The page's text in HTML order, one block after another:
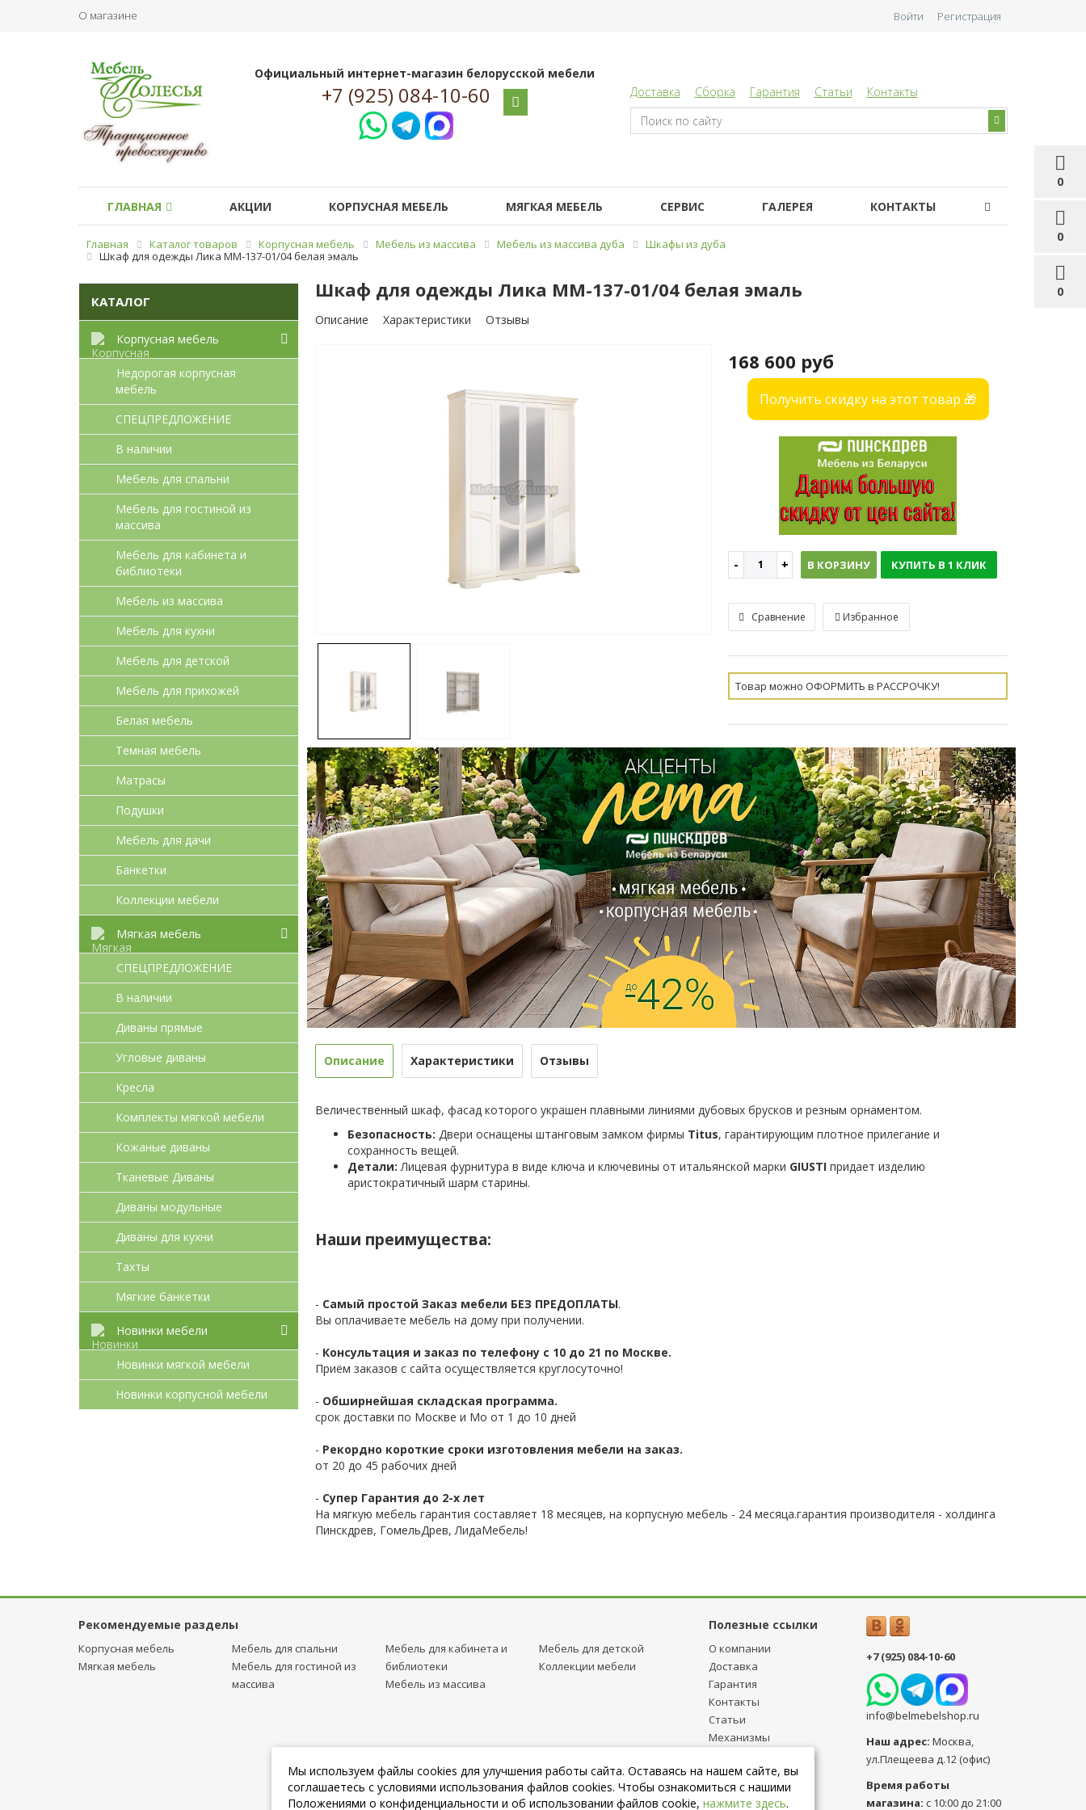
О магазине
0
0
0
Войти Регистрация
Официальный интернет-магазин белорусской мебели
+7 (925) 084-10-60 Доставка Сборка Гарантия Статьи Контакты
ГЛАВНАЯ АКЦИИ КОРПУСНАЯ МЕБЕЛЬ МЯГКАЯ МЕБЕЛЬ СЕРВИС ГАЛЕРЕЯ КОНТАКТЫ
Главная Каталог товаров Корпусная мебель Мебель из массива Мебель из массива дуба
Шкафы из дуба
Шкаф для одежды Лика ММ-137-01/04 белая эмаль
КАТАЛОГ
Корпусная мебель
Недорогая корпусная
мебель
СПЕЦПРЕДЛОЖЕНИЕ
В наличии
Мебель для спальни
Мебель для гостиной из
массива
Мебель для кабинета и
библиотеки
Мебель из массива
Мебель для кухни
Мебель для детcкой
Мебель для прихожей
Белая мебель
Темная мебель
Матрасы
Подушки
Мебель для дачи
Банкетки
Коллекции мебели
Мягкая мебель
СПЕЦПРЕДЛОЖЕНИЕ
В наличии
Диваны прямые
Угловые диваны
Кресла
Комплекты мягкой мебели
Кожаные диваны
Тканевые Диваны
Диваны модульные
Диваны для кухни
Тахты
Мягкие банкетки
Новинки мебели
Новинки мягкой мебели
Новинки корпусной мебели
Шкаф для одежды Лика ММ-137-01/04 белая эмаль
Описание Характеристики Отзывы
168 600 руб
Получить скидку на этот товар 🎁
В КОРЗИНУ КУПИТЬ В 1 КЛИК
Сравнение Избранное
Товар можно ОФОРМИТЬ в РАССРОЧКУ!
Описание Характеристики Отзывы
Величественный шкаф, фасад которого украшен плавными линиями дубовых брусков и резным орнаментом.
Безопасность: Двери оснащены штанговым замком фирмы Titus, гарантирующим плотное прилегание и
сохранность вещей.
Детали: Лицевая фурнитура в виде ключа и ключевины от итальянской марки GIUSTIпридает изделию
аристократичный шарм старины.
Наши преимущества:
- Самый простой Заказ мебели БЕЗ ПРЕДОПЛАТЫ.
Вы оплачиваете мебель на дому при получении.
- Консультация и заказ по телефону с 10 до 21 по Москве.
Приём заказов с сайта осуществляется круглосуточно!
- Обширнейшая складская программа.
срок доставки по Москве и Мо от 1 до 10 дней
- Рекордно короткие сроки изготовления мебели на заказ.
от 20 до 45 рабочих дней
- Супер Гарантия до 2-х лет
На мягкую мебель гарантия составляет 18 месяцев, на корпусную мебель - 24 месяца.гарантия производителя - холдинга
Пинскдрев, ГомельДрев, ЛидаМебель!
Рекомендуемые разделы Полезные ссылки
Корпусная мебель
Мягкая мебель
Мебель для спальни
Мебель для гостиной из
массива
Мебель для кабинета и
библиотеки
Мебель из массива
Мебель для детcкой
Коллекции мебели
О компании
Доставка
Гарантия
Контакты
Статьи
Механизмы
Публичная оферта
+7 (925) 084-10-60
info@belmebelshop.ru
Наш адрес: Москва
ул.Плещеева д.12 (офис)
Время работы
магазина: с 10:00 до 21:00
Мы используем файлы cookies для улучшения работы сайта. Оставаясь на нашем сайте, вы
соглашаетесь с условиями использования файлов cookies. Чтобы ознакомиться с нашими
Положениями о конфиденциальности и об использовании файлов cookie, нажмите здесь.